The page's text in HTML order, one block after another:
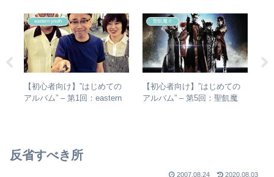
eastern youth
【初心者向け】”はじめての
アルバム” – 第1回：eastern
聖飢魔Ⅱ
【初心者向け】”はじめての
アルバム” – 第5回：聖飢魔
反省すべき所
2007.08.24 2020.08.03